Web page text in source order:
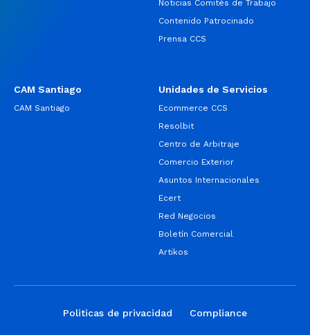
Noticias Comités de Trabajo
Contenido Patrocinado
Prensa CCS
CAM Santiago
CAM Santiago
Unidades de Servicios
Ecommerce CCS
Resolbit
Centro de Arbitraje
Comercio Exterior
Asuntos Internacionales
Ecert
Red Negocios
Boletín Comercial
Artikos
Politicas de privacidad Compliance